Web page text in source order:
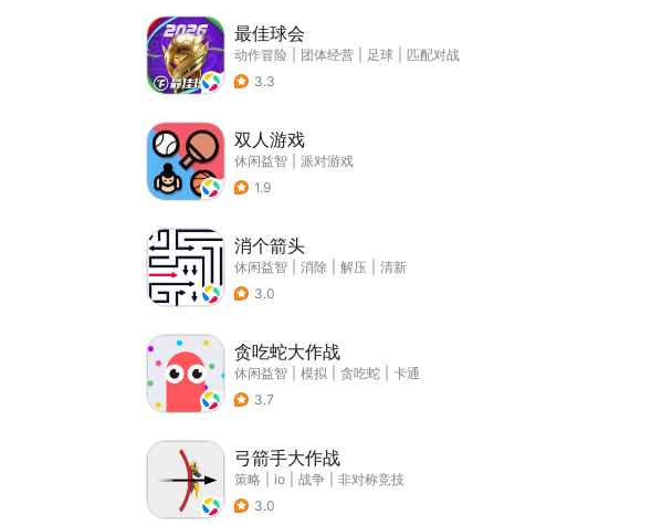
最佳球会
动作冒险 团体经营 足球
匹配对战
3.3
双人游戏
休闲益智
派对游戏
1.9
消个箭头
休闲益智 消除 解压
清新
3.0
贪吃蛇大作战
休闲益智 模拟 贪吃蛇
卡通
3.7
弓箭手大作战
策略 io 战争
非对称竞技
3.0